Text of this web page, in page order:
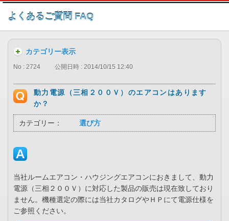
このページの本文へ
よくあるご質問 FAQ
カテゴリー表示
No : 2724 公開日時 : 2014/10/15 12:40
動力電源（三相２００Ｖ）のエアコンはあります
か？
カテゴリー： 選び方
当社ルームエアコン・ハウジングエアコンにおきまして、動力
電源（三相２００Ｖ）に対応した製品の販売は現在致しており
ません。機種選定の際には当社カタログやＨＰにて電源仕様を
ご参照ください。